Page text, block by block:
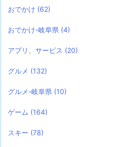
おでかけ (62)
おでかけ-岐阜県 (4)
アプリ、サービス (20)
グルメ (132)
グルメ-岐阜県 (10)
ゲーム (164)
スキー (78)